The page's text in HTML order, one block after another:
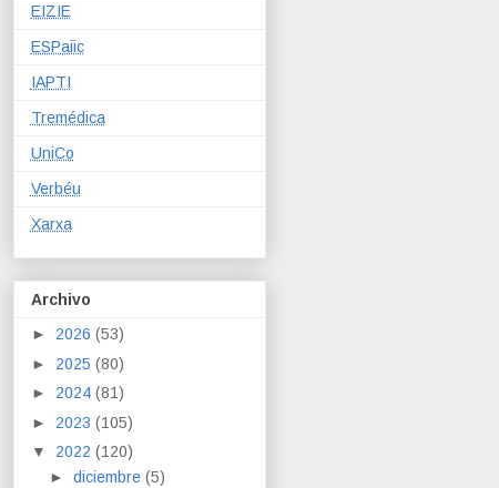
EIZIE
ESPaiic
IAPTI
Tremédica
UniCo
Verbéu
Xarxa
Archivo
► 2026 (53)
► 2025 (80)
► 2024 (81)
► 2023 (105)
▼ 2022 (120)
►diciembre(5)